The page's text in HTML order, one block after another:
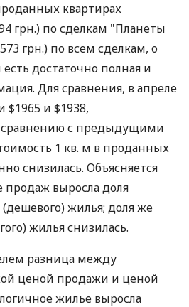
квартирах
грн.) по сделкам "Планеты
грн.) по всем сделкам, о
достаточно полная и
Для сравнения, в апреле
$1965 и $1938,
сравнению с предыдущими
1 кв. м в проданных
снизилась. Объясняется
продаж выросла доля
(дешевого) жилья; доля же
жилья снизилась.
разница между
ценой продажи и ценой
жилье выросла